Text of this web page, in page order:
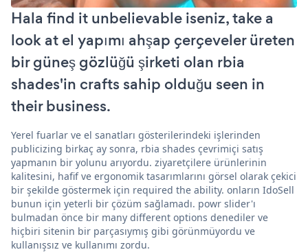
Hala find it unbelievable iseniz, take a
look at el yapımı ahşap çerçeveler üreten
bir güneş gözlüğü şirketi olan rbia
shades'in crafts sahip olduğu seen in
their business.
Yerel fuarlar ve el sanatları gösterilerindeki işlerinden
publicizing birkaç ay sonra, rbia shades çevrimiçi satış
yapmanın bir yolunu arıyordu. ziyaretçilere ürünlerinin
kalitesini, hafif ve ergonomik tasarımlarını görsel olarak çekici
bir şekilde göstermek için required the ability. onların IdoSell
bunun için yeterli bir çözüm sağlamadı. powr slider'ı
bulmadan önce bir many different options denediler ve
hiçbiri sitenin bir parçasıymış gibi görünmüyordu ve
kullanışsız ve kullanımı zordu.